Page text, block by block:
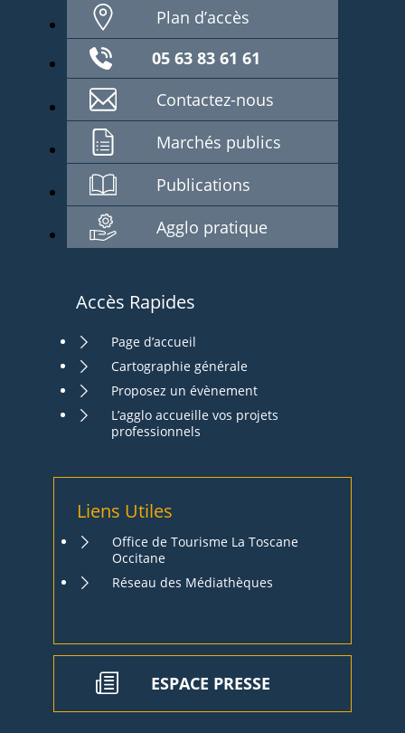
Plan d’accès
05 63 83 61 61
Contactez-nous
Marchés publics
Publications
Agglo pratique
Accès Rapides
Page d’accueil
Cartographie générale
Proposez un évènement
L’agglo accueille vos projets
professionnels
Liens Utiles
Office de Tourisme La Toscane
Occitane
Réseau des Médiathèques
ESPACE PRESSE